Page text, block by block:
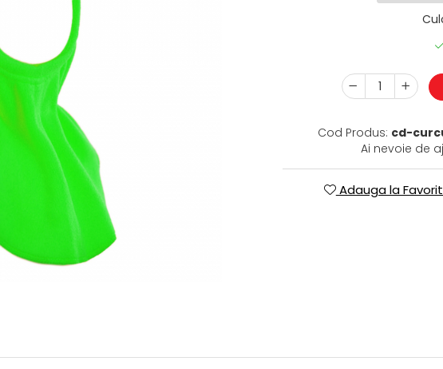
Cod Produs: cd-
Ai nevoie de
Adauga la